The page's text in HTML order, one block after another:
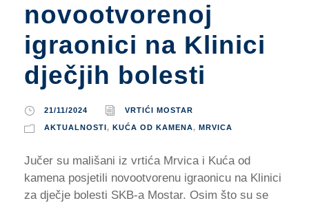
novootvorenoj
igraonici na Klinici
dječjih bolesti
21/11/2024 VRTIĆI MOSTAR
AKTUALNOSTI , KUĆA OD KAMENA, MRVICA
Jučer su mališani iz vrtića Mrvica i Kuća od
kamena posjetili novootvorenu igraonicu na Klinici
za dječje bolesti SKB-a Mostar. Osim što su se